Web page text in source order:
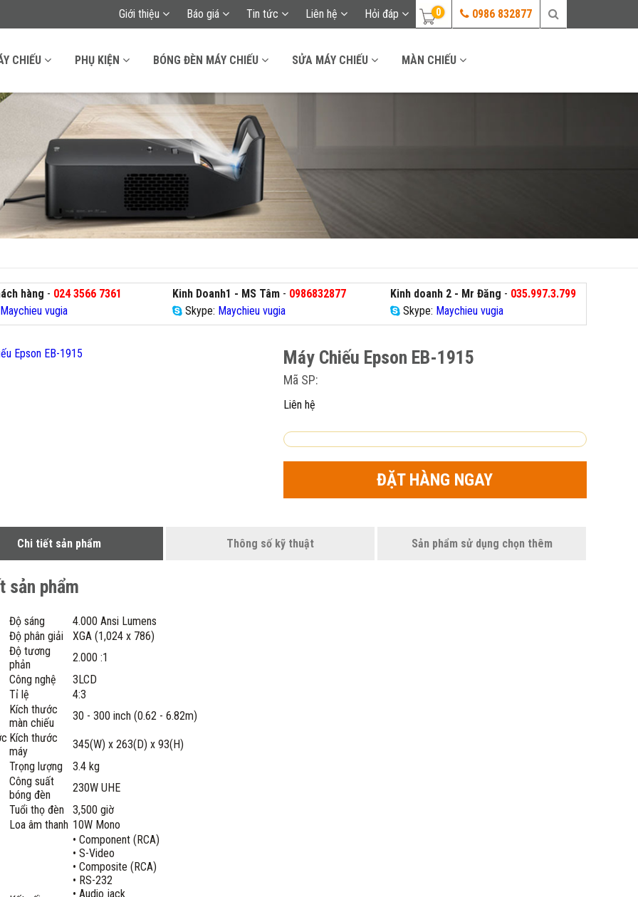
0986 832877
0
Giới thiệu Báo giá Tin tức Liên hệ Hỏi đáp
CHIẾU PHỤ KIỆN BÓNG ĐÈN MÁY CHIẾU SỬA MÁY CHIẾU MÀN CHIẾU
hàng - 024 3566 7361
Maychieu vugia
Kinh Doanh1 - MS Tâm - 0986832877
Skype: Maychieu vugia
Kinh doanh 2 - Mr Đăng - 035.997.3.799
Skype: Maychieu vugia
Máy Chiếu Epson EB-1915
Mã SP:
Liên hệ
ĐẶT HÀNG NGAY
Chi tiết sản phẩm Thông số kỹ thuật Sản phẩm sử dụng chọn thêm
sản phẩm
Độ sáng
4.000 Ansi Lumens
Độ phân giải
XGA (1,024 x 786)
Độ tương
phản
2.000 :1
Công nghệ
3LCD
Tỉ lệ
4:3
Kích thước
màn chiếu
30 - 300 inch (0.62 - 6.82m)
Kích thước
máy
345(W) x 263(D) x 93(H)
Trọng lượng
3.4 kg
Công suất
bóng đèn
230W UHE
Tuổi thọ đèn
3,500 giờ
Loa âm thanh 10W Mono
• Component (RCA)
• S-Video
• Composite (RCA)
• RS-232
• Audio jack